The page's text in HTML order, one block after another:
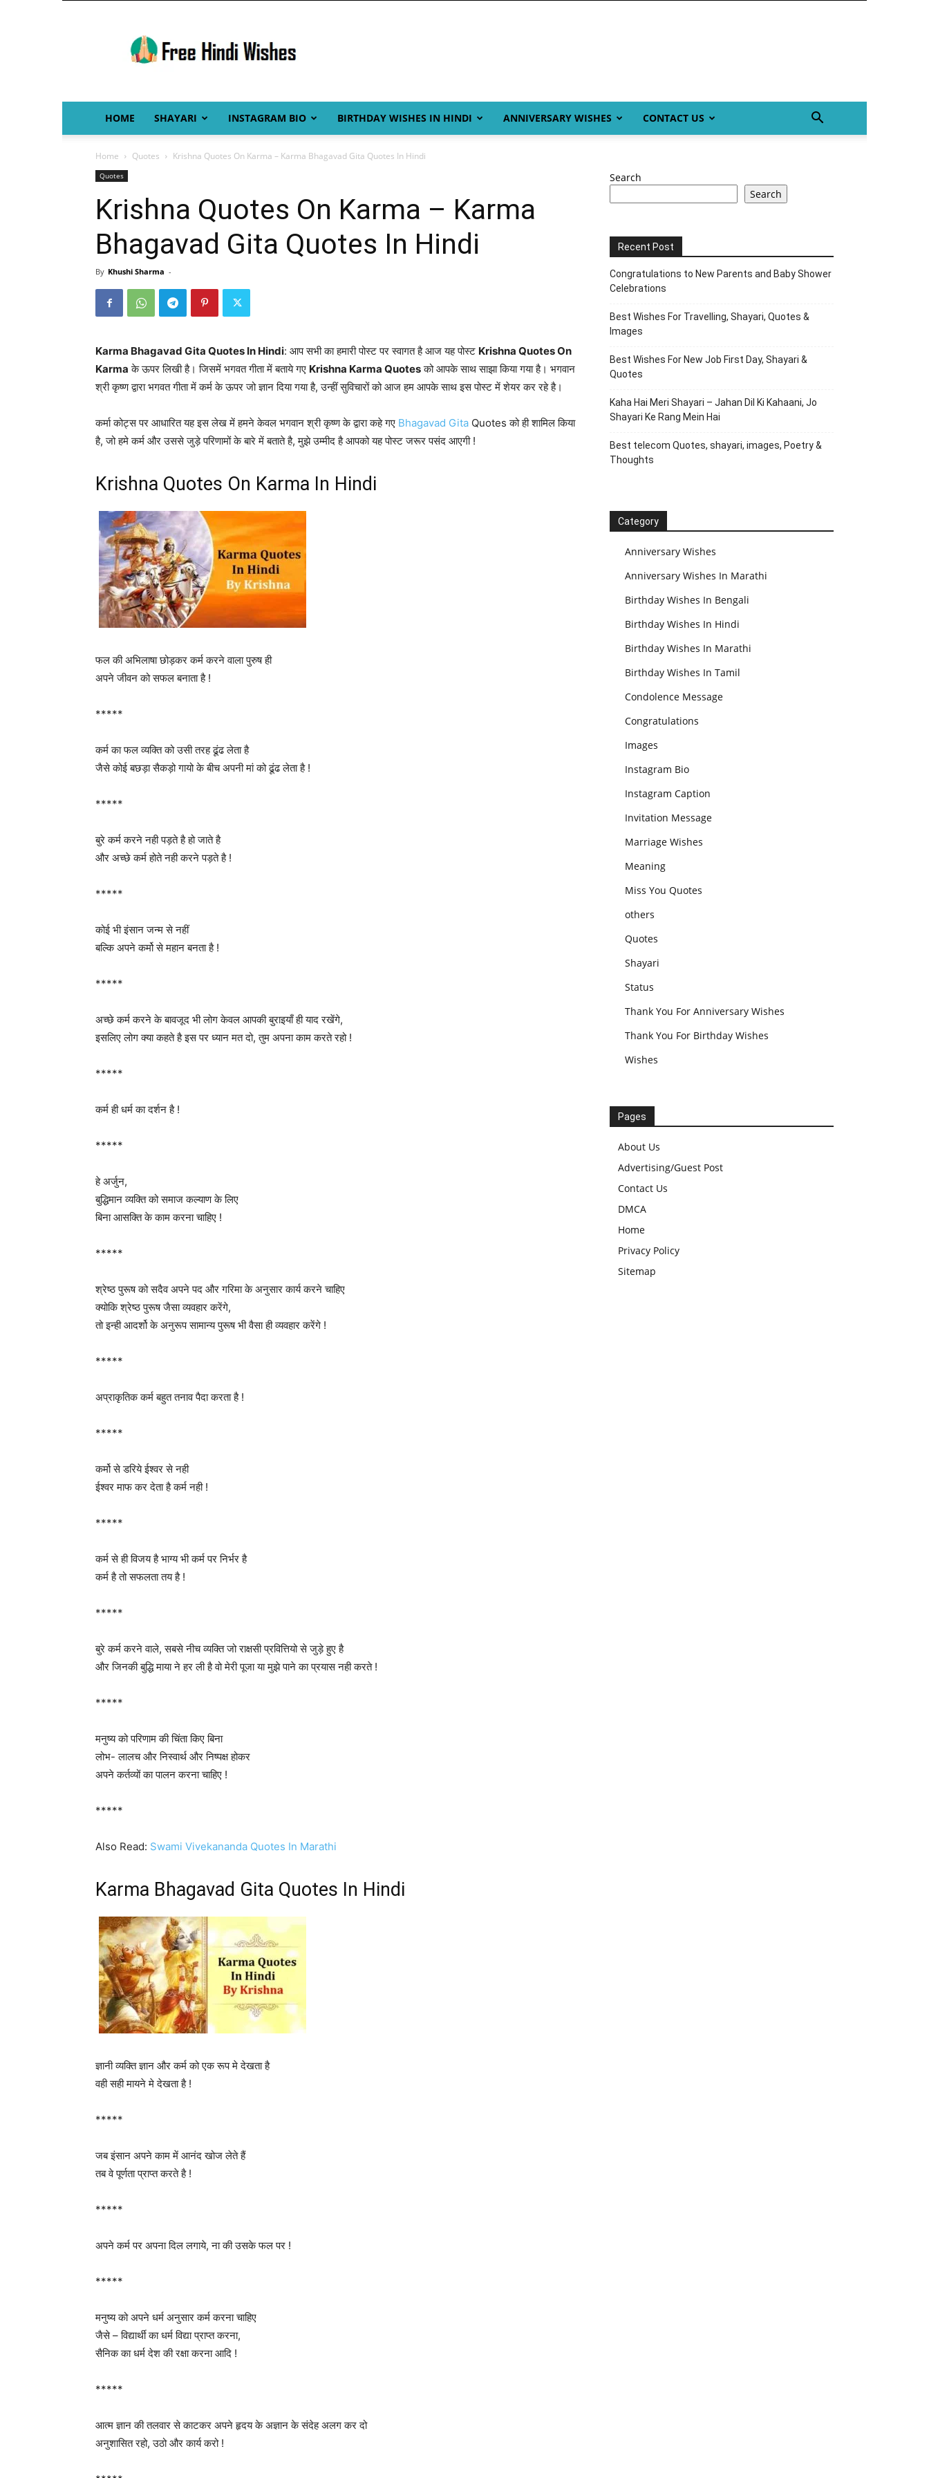
Hindi
Wishes
HOME SHAYARI INSTAGRAM BIO BIRTHDAY WISHES IN HINDI ANNIVERSARY WISHES CONTACT US
Home Quotes Krishna Quotes On Karma – Karma Bhagavad Gita Quotes In Hindi
Quotes
Krishna Quotes On Karma – Karma
Bhagavad Gita Quotes In Hindi
By Khushi Sharma -
Karma Bhagavad Gita Quotes In Hindi: आप सभी का हमारी पोस्ट पर स्वागत है आज यह पोस्ट Krishna Quotes On
Karma के ऊपर लिखी है। जिसमें भगवत गीता में बताये गए Krishna Karma Quotesको आपके साथ साझा किया गया है। भगवान
श्री कृष्ण द्वारा भगवत गीता में कर्म के ऊपर जो ज्ञान दिया गया है, उन्हीं सुविचारों को आज हम आपके साथ इस पोस्ट में शेयर कर रहे है।
कर्मा कोट्स पर आधारित यह इस लेख में हमने केवल भगवान श्री कृष्ण के द्वारा कहे गए Bhagavad Gita Quotes को ही शामिल किया
है, जो हमे कर्म और उससे जुड़े परिणामों के बारे में बताते है, मुझे उम्मीद है आपको यह पोस्ट जरूर पसंद आएगी !
Krishna Quotes On Karma In Hindi
फल की अभिलाषा छोड़कर कर्म करने वाला पुरुष ही
अपने जीवन को सफल बनाता है !
*****
कर्म का फल व्यक्ति को उसी तरह ढूंढ लेता है
जैसे कोई बछड़ा सैकड़ो गायो के बीच अपनी मां को ढूंढ लेता है !
*****
बुरे कर्म करने नही पड़ते है हो जाते है
और अच्छे कर्म होते नही करने पड़ते है !
*****
कोई भी इंसान जन्म से नहीं
बल्कि अपने कर्मो से महान बनता है !
*****
अच्छे कर्म करने के बावजूद भी लोग केवल आपकी बुराइयाँ ही याद रखेंगे,
इसलिए लोग क्या कहते है इस पर ध्यान मत दो, तुम अपना काम करते रहो !
*****
कर्म ही धर्म का दर्शन है !
*****
हे अर्जुन,
बुद्धिमान व्यक्ति को समाज कल्याण के लिए
बिना आसक्ति के काम करना चाहिए !
*****
श्रेष्ठ पुरूष को सदैव अपने पद और गरिमा के अनुसार कार्य करने चाहिए
क्योकि श्रेष्ठ पुरूष जैसा व्यवहार करेंगे,
तो इन्ही आदर्शो के अनुरूप सामान्य पुरूष भी वैसा ही व्यवहार करेंगे !
*****
अप्राकृतिक कर्म बहुत तनाव पैदा करता है !
*****
कर्मो से डरिये ईश्वर से नही
ईश्वर माफ कर देता है कर्म नही !
*****
कर्म से ही विजय है भाग्य भी कर्म पर निर्भर है
कर्म है तो सफलता तय है !
*****
बुरे कर्म करने वाले, सबसे नीच व्यक्ति जो राक्षसी प्रवित्तियो से जुड़े हुए है
और जिनकी बुद्धि माया ने हर ली है वो मेरी पूजा या मुझे पाने का प्रयास नही करते !
*****
मनुष्य को परिणाम की चिंता किए बिना
लोभ- लालच और निस्वार्थ और निष्पक्ष होकर
अपने कर्तव्यों का पालन करना चाहिए !
*****
Also Read: Swami Vivekananda Quotes In Marathi
Karma Bhagavad Gita Quotes In Hindi
ज्ञानी व्यक्ति ज्ञान और कर्म को एक रूप मे देखता है
वही सही मायने मे देखता है !
*****
जब इंसान अपने काम में आनंद खोज लेते हैं
तब वे पूर्णता प्राप्त करते है !
*****
अपने कर्म पर अपना दिल लगाये, ना की उसके फल पर !
*****
मनुष्य को अपने धर्म अनुसार कर्म करना चाहिए
जैसे – विद्यार्थी का धर्म विद्या प्राप्त करना,
सैनिक का धर्म देश की रक्षा करना आदि !
*****
आत्म ज्ञान की तलवार से काटकर अपने हृदय के अज्ञान के संदेह अलग कर दो
अनुशासित रहो, उठो और कार्य करो !
Search
Search
Recent Post
Congratulations to New Parents and Baby Shower
Celebrations
Best Wishes For Travelling, Shayari, Quotes &
Images
Best Wishes For New Job First Day, Shayari &
Quotes
Kaha Hai Meri Shayari – Jahan Dil Ki Kahaani, Jo
Shayari Ke Rang Mein Hai
Best telecom Quotes, shayari, images, Poetry &
Thoughts
Category
Anniversary Wishes
Anniversary Wishes In Marathi
Birthday Wishes In Bengali
Birthday Wishes In Hindi
Birthday Wishes In Marathi
Birthday Wishes In Tamil
Condolence Message
Congratulations
Images
Instagram Bio
Instagram Caption
Invitation Message
Marriage Wishes
Meaning
Miss You Quotes
others
Quotes
Shayari
Status
Thank You For Anniversary Wishes
Thank You For Birthday Wishes
Wishes
Pages
About Us
Advertising/Guest Post
Contact Us
DMCA
Home
Privacy Policy
Sitemap